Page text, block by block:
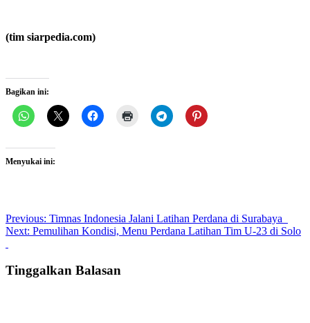
(tim siarpedia.com)
Bagikan ini:
Menyukai ini:
Post
navigation
Previous: Timnas Indonesia Jalani Latihan Perdana di Surabaya
Next: Pemulihan Kondisi, Menu Perdana Latihan Tim U-23 di Solo
Tinggalkan Balasan